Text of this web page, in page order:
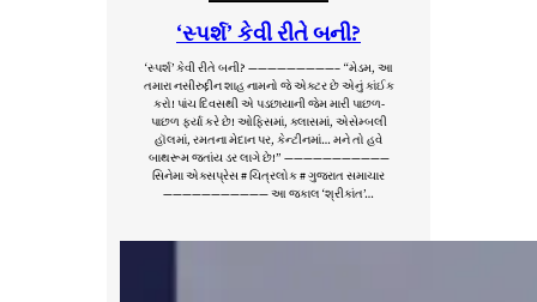
‘સ્પર્શ’ કેવી રીતે બની?
‘સ્પર્શ’ કેવી રીતે બની? —————————– “મેડમ, આ
તમારા નસીરુદ્દીન શાહ નામનો જે એક્ટર છે એનું કાંઈક
કરો! પાંચ દિવસથી એ પડછાયાની જેમ મારી પાછળ-
પાછળ ફર્યા કરે છે! ઓફિસમાં, ક્લાસમાં, એસેમ્બલી
હૉલમાં, રમતના મેદાન પર, કેન્ટીનમાં… મને તો હવે
બાથરૂમ જતાંય ડર લાગે છે!” ———————————
સિનેમા એક્સપ્રેસ # ચિત્રલોક # ગુજરાત સમાચાર
——————————— આ જકાલ ‘શ્રીકાંત’…